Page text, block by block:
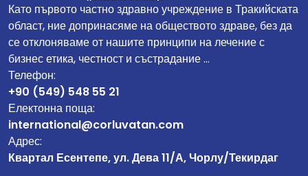
Като първото частно здравно учреждение в Тракийската
област, ние допринасяме на обществото здраве, без да
се отклоняваме от нашите принципи на лечение с
бизнес етика, честност и състрадание …
Телефон:
+90 (549) 548 55 21
Електонна поща:
international@corluvatan.com
Адрес:
Квартал Есентепе, ул. Дева 11/А, Чорлу/Текирдаг